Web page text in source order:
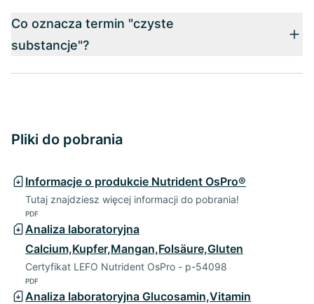
Co oznacza termin "czyste
substancje"?
Pliki do pobrania
Informacje o produkcie Nutrident OsPro®
Tutaj znajdziesz więcej informacji do pobrania!
PDF
Analiza laboratoryjna
Calcium,Kupfer,Mangan,Folsäure,Gluten
Certyfikat LEFO Nutrident OsPro - p-54098
PDF
Analiza laboratoryjna Glucosamin,Vitamin